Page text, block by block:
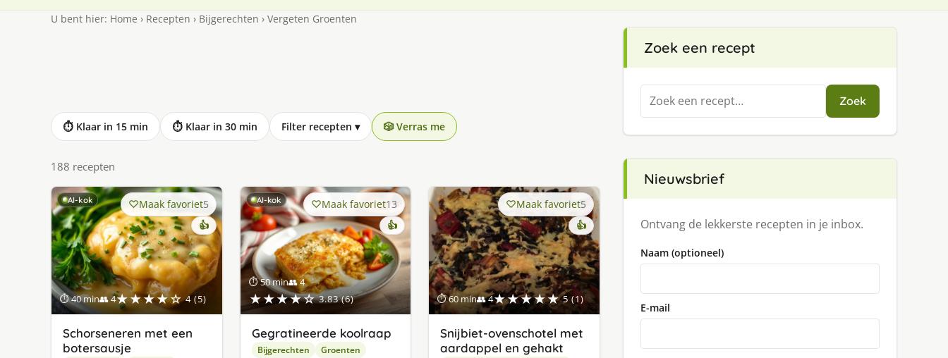
U bent hier: Home › Recepten › Bijgerechten › Vergeten Groenten
⏱ Klaar in 15 min ⏱ Klaar in 30 min Filter recepten ▾ 🎲 Verras me
188 recepten
AI-kok
⏱ 40 min👥 4★★★★☆ 4 (5)
Maak favoriet5
👍
Schorseneren met een
botersausje
AI-kok
⏱ 50 min👥 4
★★★★☆ 3.83 (6)
Maak favoriet13
👍
Gegratineerde koolraap
Bijgerechten Groenten
⏱ 60 min👥 4★★★★★ 5 (1)
Maak favoriet5
👍
Snijbiet-ovenschotel met
aardappel en gehakt
Zoek een recept
Zoeken
naar:
Zoek
Nieuwsbrief
Ontvang de lekkerste recepten in je inbox.
Naam (optioneel)
E-mail